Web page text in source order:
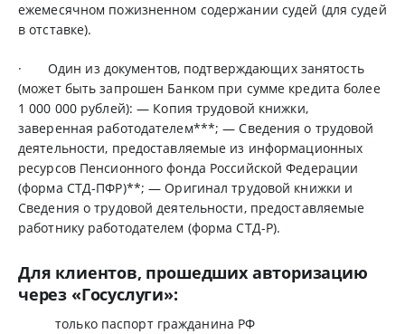
ежемесячном пожизненном содержании судей (для судей
в отставке).
· Один из документов, подтверждающих занятость
(может быть запрошен Банком при сумме кредита более
1 000 000 рублей): — Копия трудовой книжки,
заверенная работодателем***; — Сведения о трудовой
деятельности, предоставляемые из информационных
ресурсов Пенсионного фонда Российской Федерации
(форма СТД-ПФР)**; — Оригинал трудовой книжки и
Сведения о трудовой деятельности, предоставляемые
работнику работодателем (форма СТД-Р).
Для клиентов, прошедших авторизацию
через «Госуслуги»:
только паспорт гражданина РФ